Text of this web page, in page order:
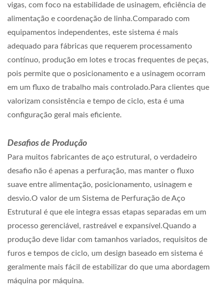
vigas, com foco na estabilidade de usinagem, eficiência de
alimentação e coordenação de linha.Comparado com
equipamentos independentes, este sistema é mais
adequado para fábricas que requerem processamento
contínuo, produção em lotes e trocas frequentes de peças,
pois permite que o posicionamento e a usinagem ocorram
em um fluxo de trabalho mais controlado.Para clientes que
valorizam consistência e tempo de ciclo, esta é uma
configuração geral mais eficiente.
Desafios de Produção
Para muitos fabricantes de aço estrutural, o verdadeiro
desafio não é apenas a perfuração, mas manter o fluxo
suave entre alimentação, posicionamento, usinagem e
desvio.O valor de um Sistema de Perfuração de Aço
Estrutural é que ele integra essas etapas separadas em um
processo gerenciável, rastreável e expansível.Quando a
produção deve lidar com tamanhos variados, requisitos de
furos e tempos de ciclo, um design baseado em sistema é
geralmente mais fácil de estabilizar do que uma abordagem
máquina por máquina.